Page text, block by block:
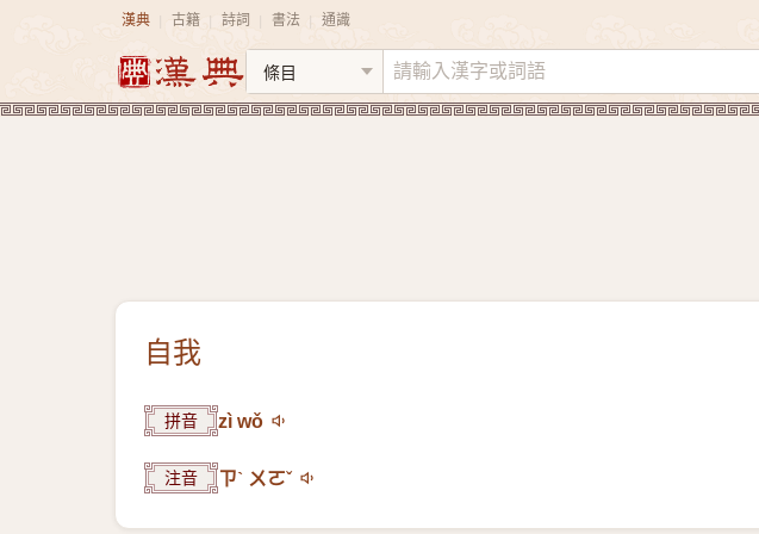
漢典 古籍 詩詞 書法 通識
自我
拼音 zì wǒ
注音 ㄗˋ ㄨㄛˇ